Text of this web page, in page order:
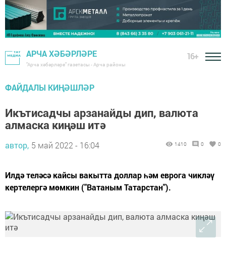
АРЧА ХӘБӘРЛӘРЕ
"Арча хәбәрләре" газетасы - Арча районы
16+
ФАЙДАЛЫ КИҢӘШЛӘР
Икътисадчы арзанайды дип, валюта
алмаска киңәш итә
автор, 5 май 2022 - 16:04 1410 0 0
Илдә теләсә кайсы вакытта доллар һәм еврога чикләү
кертелергә мөмкин ("Ватаным Татарстан").